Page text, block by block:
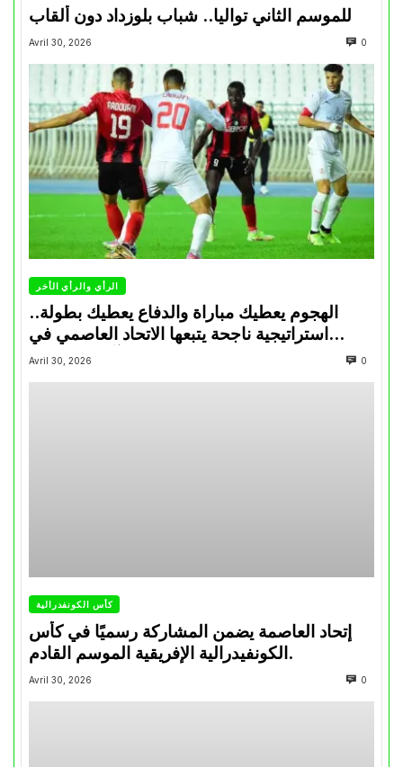
للموسم الثاني تواليا.. شباب بلوزداد دون ألقاب
Avril 30, 2026 0
الرأي والرأي الأخر
الهجوم يعطيك مباراة والدفاع يعطيك بطولة..
استراتيجية ناجحة يتبعها الاتحاد العاصمي في
تتويجاته آخر السنوات
Avril 30, 2026 0
كأس الكونفدرالية
إتحاد العاصمة يضمن المشاركة رسميًا في كأس
الكونفيدرالية الإفريقية الموسم القادم.
Avril 30, 2026 0